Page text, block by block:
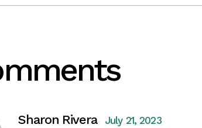
Sharon Rivera July 21, 2023